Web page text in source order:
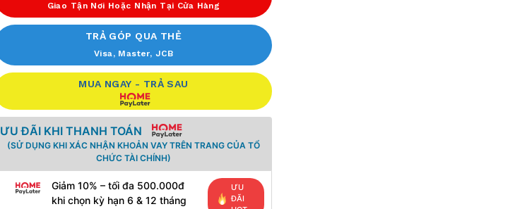
Giao Tận Nơi Hoặc Nhận Tại Cửa Hàng
TRẢ GÓP QUA THẺ
Visa, Master, JCB
MUA NGAY - TRẢ SAU
ƯU ĐÃI KHI THANH TOÁN
(SỬ DỤNG KHI XÁC NHẬN KHOẢN VAY TRÊN TRANG CỦA TỔ
CHỨC TÀI CHÍNH)
Giảm 10% – tối đa 500.000đ
khi chọn kỳ hạn 6 & 12 tháng
ƯU
ĐÃI